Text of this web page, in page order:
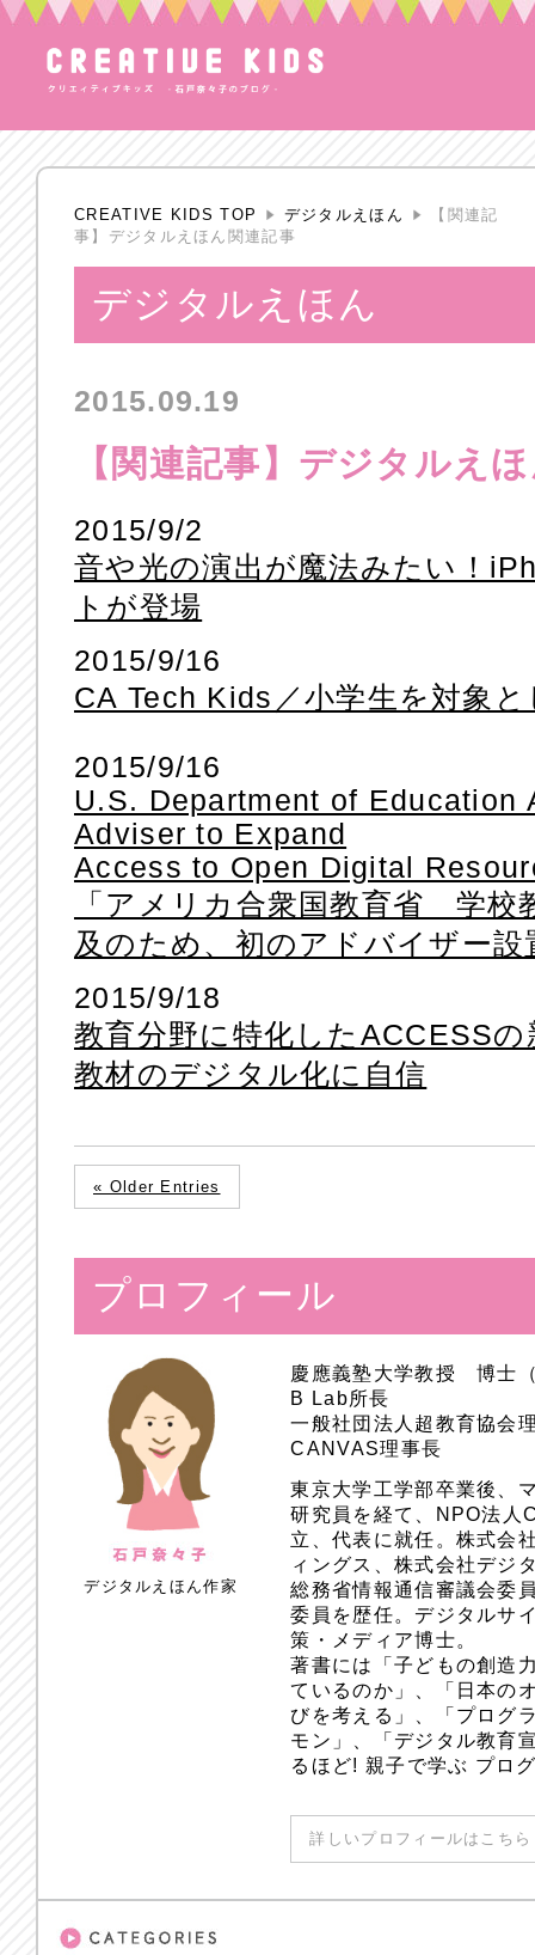
CREATIVE KIDS TOP デジタルえほん
【関連記
事】デジタルえほん関連記事
デジタルえほん
2015.09.19
【関連記事】デジタルえ
2015/9/2
音や光の演出が魔法みたい！
トが登場
2015/9/16
CA Tech Kids／小学生を対象
2015/9/16
U.S. Department of Education
Adviser to Expand
Access to Open Digital
「アメリカ合衆国教育省 学校
及のため、初のアドバイザー設
2015/9/18
教育分野に特化したACCESS
教材のデジタル化に自信
« Older Entries
プロフィール
デジタルえほん作家
慶應義塾大学教授 博士
B Lab所長
一般社団法人超教育協会
CANVAS理事長
東京大学工学部卒業後、
研究員を経て、NPO法人
立、代表に就任。株式会
ィングス、株式会社デジ
総務省情報通信審議会委
委員を歴任。デジタルサ
策・メディア博士。
著書には「子どもの創造
ているのか」、「日本の
びを考える」、「プログ
モン」、「デジタル教育
るほど! 親子で学ぶ プロ
詳しいプロフィールはこち